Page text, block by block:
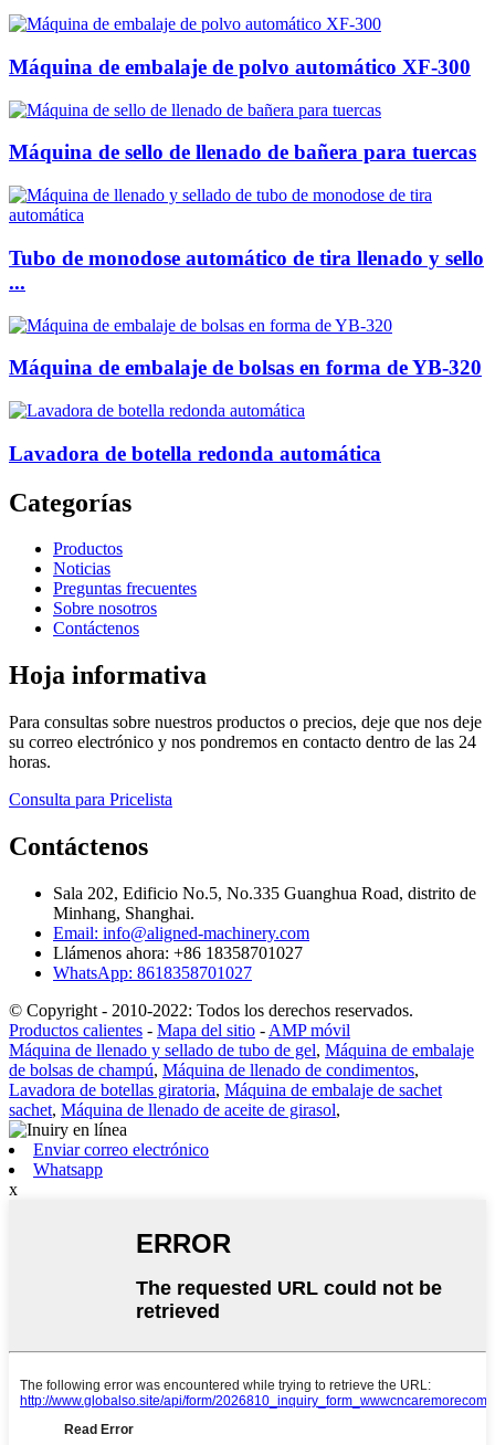
Máquina de embalaje de polvo automático XF-300
Máquina de sello de llenado de bañera para tuercas
Tubo de monodose automático de tira llenado y sello
...
Máquina de embalaje de bolsas en forma de YB-320
Lavadora de botella redonda automática
Categorías
Productos
Noticias
Preguntas frecuentes
Sobre nosotros
Contáctenos
Hoja informativa
Para consultas sobre nuestros productos o precios, deje que nos deje
su correo electrónico y nos pondremos en contacto dentro de las 24
horas.
Consulta para Pricelista
Contáctenos
Sala 202, Edificio No.5, No.335 Guanghua Road, distrito de
Minhang, Shanghai.
Email: info@aligned-machinery.com
Llámenos ahora: +86 18358701027
WhatsApp: 8618358701027
© Copyright - 2010-2022: Todos los derechos reservados.
Productos calientes - Mapa del sitio - AMP móvil
Máquina de llenado y sellado de tubo de gel, Máquina de embalaje
de bolsas de champú, Máquina de llenado de condimentos,
Lavadora de botellas giratoria, Máquina de embalaje de sachet
sachet, Máquina de llenado de aceite de girasol,
Enviar correo electrónico
Whatsapp
x